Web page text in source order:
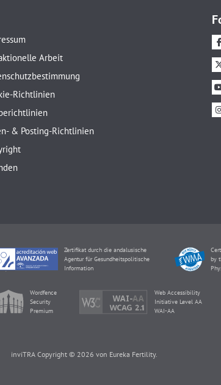
Arbeit
Richtlinien
& Posting-Richtlinien
Zertifikat durch die andalusische
Agentur für Gesundheitspolitische
Information
by
Wordfence
Security
Premium
Web Accessibility
Initiative Level AA
WAI-AA
inviTRA Copyright © 2026 von Eureka Fertility.